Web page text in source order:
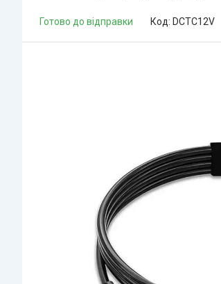
Готово до відправки Код: DCTC12V